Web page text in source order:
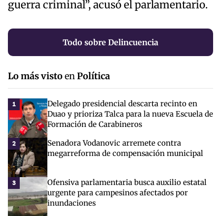
guerra criminal”, acusó el parlamentario.
Todo sobre Delincuencia
Lo más vistoenPolítica
1
Delegado presidencial descarta recinto en
Duao y prioriza Talca para la nueva Escuela de
Formación de Carabineros
2
Senadora Vodanovic arremete contra
megarreforma de compensación municipal
3
Ofensiva parlamentaria busca auxilio estatal
urgente para campesinos afectados por
inundaciones